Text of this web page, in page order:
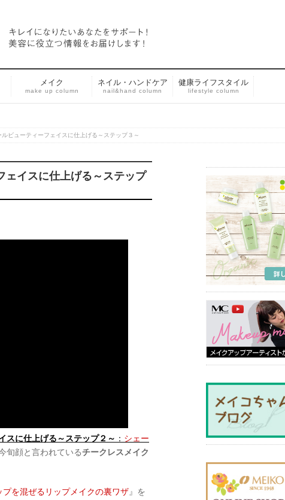
メイク
make up column
ネイル・ハンドケア
nail&hand column
健康ライフスタイル
lifestyle column
ビューティーフェイスに仕上げる～ステップ３～
ェイスに仕上げる～ステップ
スに仕上げる～ステップ２～ ： シェー
旬顔と言われているチークレスメイク
を混ぜるリップメイクの裏ワザ』を